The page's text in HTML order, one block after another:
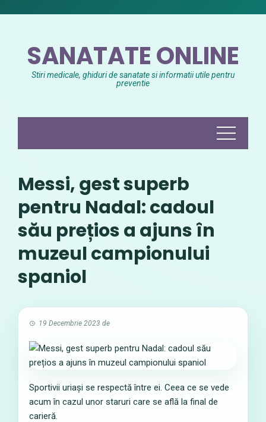
SANATATE ONLINE
Stiri medicale, ghiduri de sanatate si informatii utile pentru
preventie
Messi, gest superb
pentru Nadal: cadoul
său prețios a ajuns în
muzeul campionului
spaniol
19 Decembrie 2023 de
Sportivii uriași se respectă între ei. Ceea ce se vede
acum în cazul unor staruri care se află la final de
carieră.